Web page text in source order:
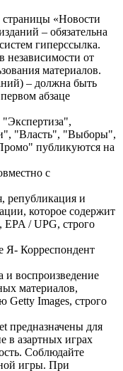
«Новости
– обязательна
гиперссылка.
независимости от
материалов.
– должна быть
абзаце
"Власть", "Выборы",
публикуются на
с
републикация и
которое содержит
/ UPG, строго
Я- Корреспондент
и воспроизведение
материалов,
Getty Images, строго
предназначены для
в азартных играх
Соблюдайте
игры. При